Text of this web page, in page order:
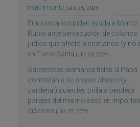
matrimonio julio 25, 2026
Franciscanos piden ayuda a Marco
Rubio ante persecución de colonos
judíos que afecta a cristianos (y no
en Tierra Santa julio 25, 2026
Sacerdotes alemanes fieles al Papa
contestan a su propio obispo (y
cardenal) quien les orilla a bendecir
parejas del mismo sexo en
diócesis julio 25, 2026